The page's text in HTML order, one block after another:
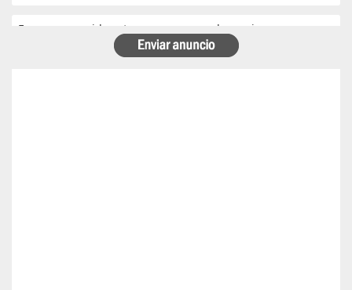
Eu e meu marido estamos a procura de serviço em
fazenda. Eu tenho experiência e referência em cantina, ele
tem experiência e referência em lavoura. Passa veneno,